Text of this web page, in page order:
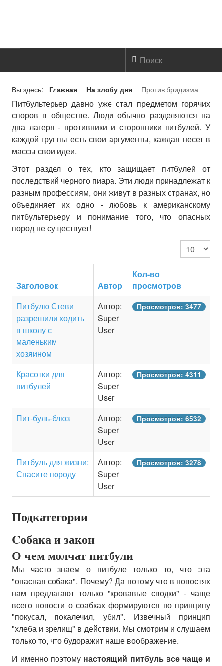
ГЛАВНАЯ
О НАС
Мои собаки
Социальная работа
НРКА / ПИТ РЕАЛ
ПИТ ПРАЙТ
ЗООЗАЩИТА
Энциклопедия
Вы здесь: Главная На злобу дня Против бридизма
Питбультерьер давно уже стал предметом горячих
споров в обществе. Люди обычно разделяются на
два лагеря - противники и сторонники питбулей. У
каждой группы есть свои аргументы, каждая несет в
массы свои идеи.
Этот раздел о тех, кто защищает питбулей от
последствий черного пиара. Эти люди принадлежат к
разным профессиям, они живут в разных странах, но
объединяет их одно - любовь к американскому
питбультерьеру и понимание того, что опасных
пород не существует!
Кол-во
Заголовок Автор
Кол-во
просмотров
Питбулю Стеви
разрешили ходить
в школу с
маленьким
хозяином
Автор:
Super
User
Просмотров: 3477
Красотки для
питбулей
Автор:
Super
User
Просмотров: 4311
Пит-буль-блюз
Автор:
Super
User
Просмотров: 6532
Питбуль для жизни:
Спасите породу
Автор:
Super
User
Просмотров: 3278
Подкатегории
Cобака и закон
О чем молчат питбули
Мы часто знаем о питбуле только то, что эта
"опасная собака". Почему? Да потому что в новостях
нам предлагают только "кровавые сводки" - чаще
всего новости о соабках формируются по принципу
"покусал, покалечил, убил". Извечный принцип
"хлеба и зрелищ" в действии. Мы смотрим и слушаем
только то, что будоражит наше воображение.
И именно поэтому настоящий питбуль все чаще и